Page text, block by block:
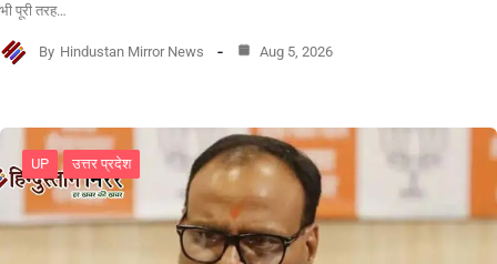
भी पूरी तरह…
By Hindustan Mirror News Aug 5, 2026
UP उत्तर प्रदेश